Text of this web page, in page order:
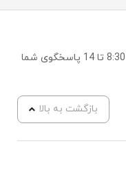
شنبه تا چهارشنبه 8:30 تا 18 و پنجشنبه 8:30 تا 14 پاسخگوی شما
بازگشت به بالا